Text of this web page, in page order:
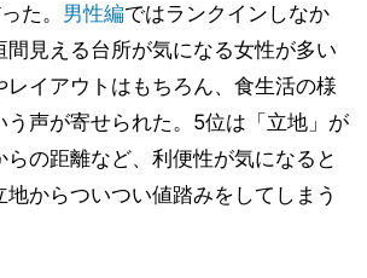
た。 男性編ではランクインしなか
間見える台所が気になる女性が多い
レイアウトはもちろん、食生活の様
う声が寄せられた。5位は「立地」が
らの距離など、利便性が気になると
からついつい値踏みをしてしまう